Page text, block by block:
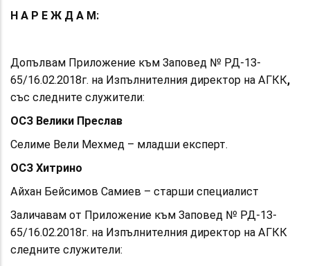
Н А Р Е Ж Д А М:
Допълвам Приложение към Заповед № РД-13-
65/16.02.2018г. на Изпълнителния директор на АГКК,
със следните служители:
ОСЗ Велики Преслав
Селиме Вели Мехмед – младши експерт.
ОСЗ Хитрино
Айхан Бейсимов Самиев – старши специалист
Заличавам от Приложение към Заповед № РД-13-
65/16.02.2018г. на Изпълнителния директор на АГКК
следните служители: